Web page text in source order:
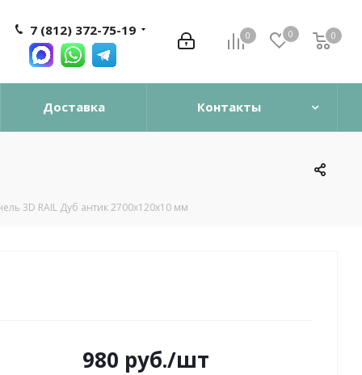
0 0 0
0
7 (812) 372-75-19
Доставка Контакты
3D RAIL Дуб антик 2700х120х10 мм
980 руб./шт